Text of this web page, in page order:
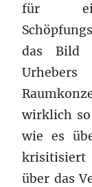
für
das Bild
wirklich
wie es
krisitisiert
über das